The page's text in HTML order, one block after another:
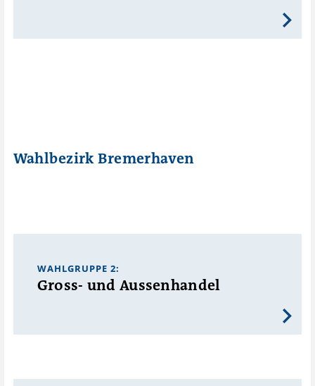
Wahlbezirk Bremerhaven
WAHLGRUPPE 2:
Gross- und Aussenhandel